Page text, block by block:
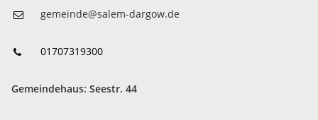
gemeinde@salem-dargow.de
01707319300
Gemeindehaus: Seestr. 44